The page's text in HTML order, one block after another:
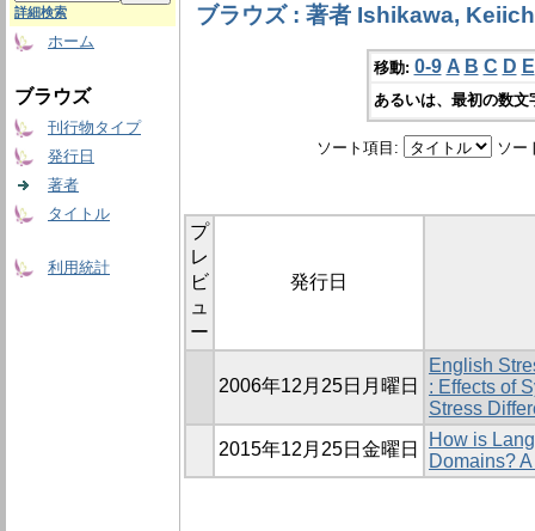
詳細検索
ホーム
ブラウズ
刊行物タイプ
発行日
著者
タイトル
利用統計
ブラウズ : 著者 Ishikawa,
移動: 0-9 A B C D E
あるいは、最初の数
ソート項目: ソー
プ
レ
ビ
ュ
ー
発行日
2006年12月25日月曜日
English
: Effects of
Stress
2015年12月25日金曜日
How is
Domains?